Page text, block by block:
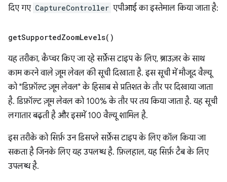
दिए गए CaptureController एपीआई का इस्तेमाल किया जाता है:
getSupportedZoomLevels( )
यह तरीका, कैप्चर किए जा रहे सर्फ़ेस टाइप के लिए, ब्राउज़र के साथ
काम करने वाले ज़ूम लेवल की सूची दिखाता है. इस सूची में मौजूद वैल्यू
को "डिफ़ॉल्ट ज़ूम लेवल" के हिसाब से प्रतिशत के तौर पर दिखाया जाता
है. डिफ़ॉल्ट ज़ूम लेवल को 100% के तौर पर तय किया जाता है. यह सूची
लगातार बढ़ती है और इसमें 100 वैल्यू शामिल है.
इस तरीके को सिर्फ़ उन डिसप्ले सर्फ़ेस टाइप के लिए कॉल किया जा
सकता है जिनके लिए यह उपलब्ध है. फ़िलहाल, यह सिर्फ़ टैब के लिए
उपलब्ध है.